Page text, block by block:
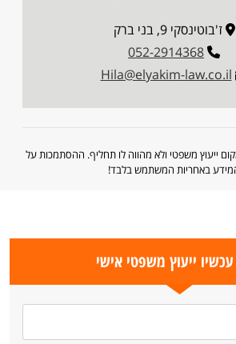
ז'בוטינסקי 9, בני ברק
052-2914368
Hila@elyakim-law.co.il
ייעוץ משפטי ולא מהווה לו תחליף. ההסתמכות על
באחריות המשתמש בלבד!
ייעוץ משפטי אישי